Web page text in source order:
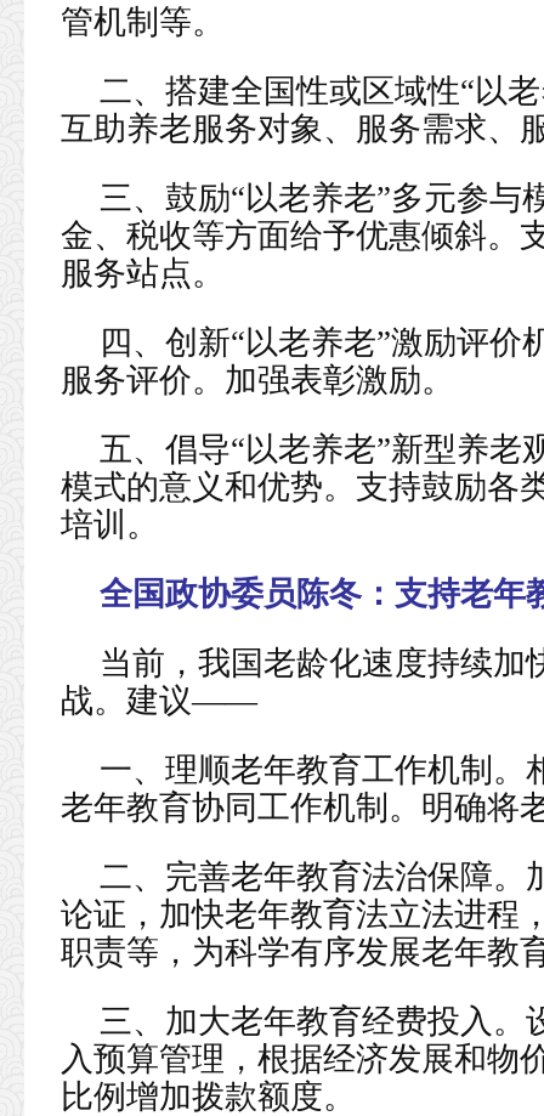
管机制等。
二、搭建全国性或区域性“以
互助养老服务对象、服务需求、
三、鼓励“以老养老”多元参与
金、税收等方面给予优惠倾斜。
服务站点。
四、创新“以老养老”激励评
服务评价。加强表彰激励。
五、倡导“以老养老”新型养老
模式的意义和优势。支持鼓励各
培训。
全国政协委员陈冬： 支持老年
当前，我国老龄化速度持续加
战。建议——
一、理顺老年教育工作机制。
老年教育协同工作机制。明确将
二、完善老年教育法治保障。
论证，加快老年教育法立法进程
职责等，为科学有序发展老年教
三、加大老年教育经费投入。
入预算管理，根据经济发展和物
比例增加拨款额度。